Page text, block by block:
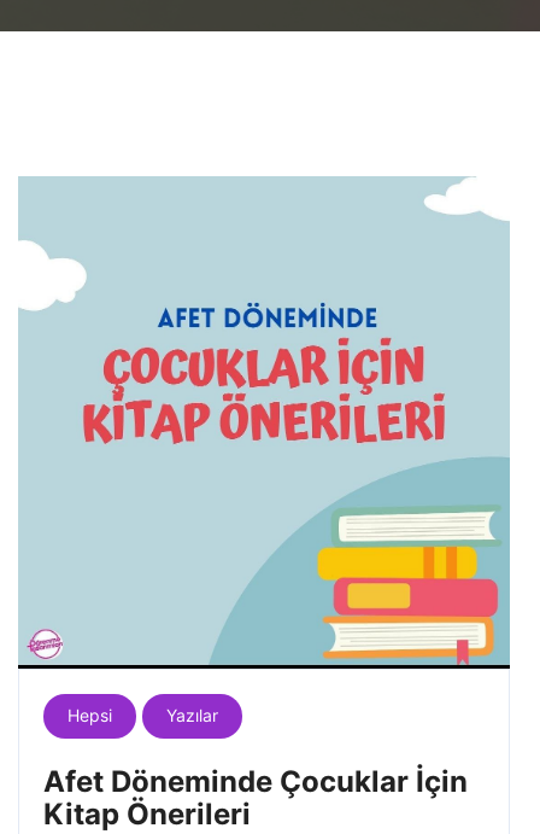
Hepsi Yazılar
Afet Döneminde Çocuklar İçin
Kitap Önerileri